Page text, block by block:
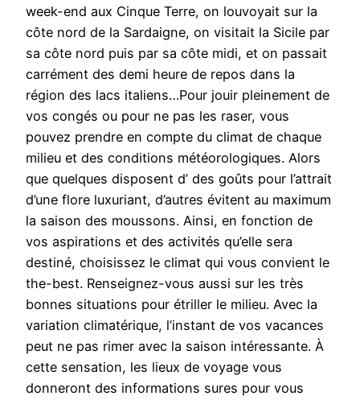
week-end aux Cinque Terre, on louvoyait sur la
côte nord de la Sardaigne, on visitait la Sicile par
sa côte nord puis par sa côte midi, et on passait
carrément des demi heure de repos dans la
région des lacs italiens…Pour jouir pleinement de
vos congés ou pour ne pas les raser, vous
pouvez prendre en compte du climat de chaque
milieu et des conditions météorologiques. Alors
que quelques disposent d’ des goûts pour l’attrait
d’une flore luxuriant, d’autres évitent au maximum
la saison des moussons. Ainsi, en fonction de
vos aspirations et des activités qu’elle sera
destiné, choisissez le climat qui vous convient le
the-best. Renseignez-vous aussi sur les très
bonnes situations pour étriller le milieu. Avec la
variation climatérique, l’instant de vos vacances
peut ne pas rimer avec la saison intéressante. À
cette sensation, les lieux de voyage vous
donneront des informations sures pour vous